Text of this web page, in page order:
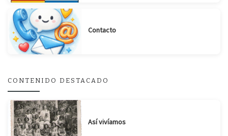
Contacto
CONTENIDO DESTACADO
Así vivíamos